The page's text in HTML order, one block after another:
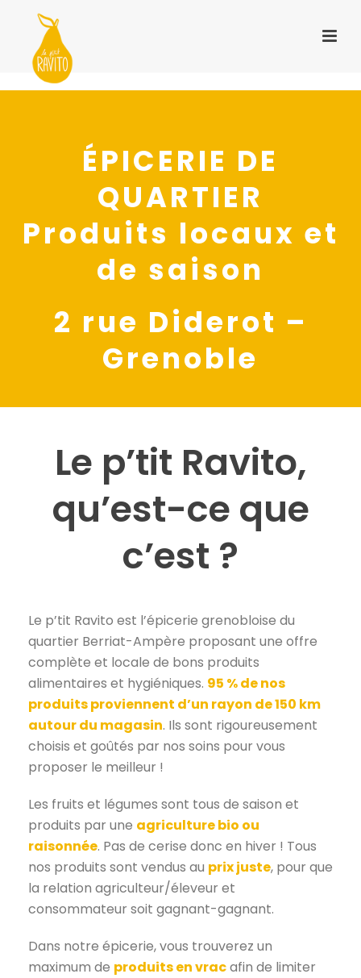
ÉPICERIE DE
QUARTIER
Produits locaux et
de saison
2 rue Diderot –
Grenoble
Le p’tit Ravito,
qu’est-ce que
c’est ?
Le p’tit Ravito est l’épicerie grenobloise du
quartier Berriat-Ampère proposant une offre
complète et locale de bons produits
alimentaires et hygiéniques. 95 % de nos
produits proviennent d’un rayon de 150 km
autour du magasin. Ils sont rigoureusement
choisis et goûtés par nos soins pour vous
proposer le meilleur !
Les fruits et légumes sont tous de saison et
produits par une agriculture bio ou
raisonnée. Pas de cerise donc en hiver ! Tous
nos produits sont vendus au prix juste, pour que
la relation agriculteur/éleveur et
consommateur soit gagnant-gagnant.
Dans notre épicerie, vous trouverez un
maximum de produits en vracafin de limiter